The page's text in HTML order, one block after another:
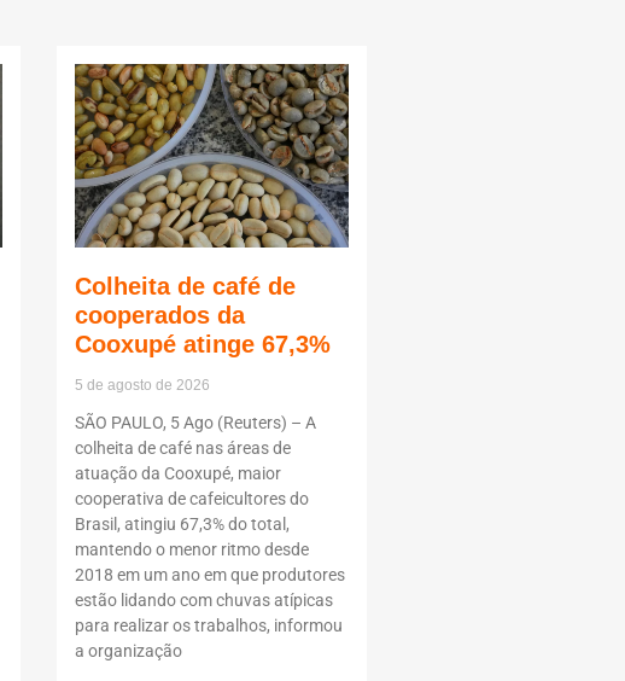
Colheita de café de
cooperados da
Cooxupé atinge 67,3%
5 de agosto de 2026
SÃO PAULO, 5 Ago (Reuters) – A
colheita de café nas áreas de
atuação da Cooxupé, maior
cooperativa de cafeicultores do
Brasil, atingiu 67,3% do total,
mantendo o menor ritmo desde
2018 em um ano em que produtores
estão lidando com chuvas atípicas
para realizar os trabalhos, informou
a organização